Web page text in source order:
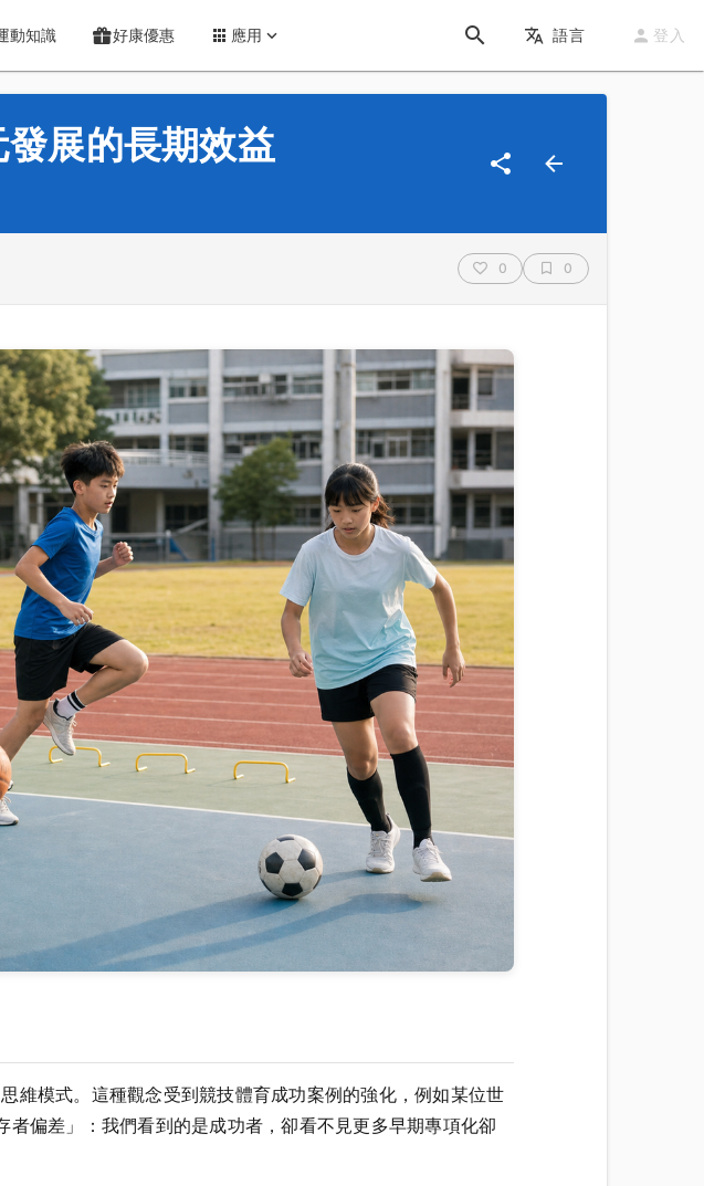
動知識 好康優惠 應用 語言 登入
展的長期效益
0 0
維模式。這種觀念受到競技體育成功案例的強化，例如某位世
偏差」：我們看到的是成功者，卻看不見更多早期專項化卻